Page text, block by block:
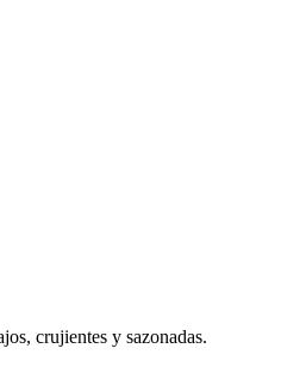
crujientes y sazonadas.